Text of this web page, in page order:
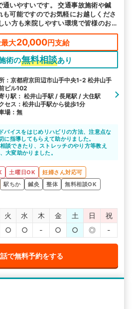
いやすいです。 交通事故施術や鍼
可能ですのでお気軽にお越しくださ
い方も来院しやすい環境で皆様のお
。
大20,000円支給
術の無料相談あり
：京都府京田辺市山手中央1-2 松井山手
ビル102
り駅： 松井山手駅 / 長尾駅 / 大住駅
セス：松井山手駅から徒歩1分
場：無
バイスをはじめリハビリの方法、注意点な
に指導してもらえて助かりました。
談できたり、ストレッチのやり方等教え
大変助かりました。
土曜日OK
妊婦さん対応可
駅ちか 鍼灸 整体
無料相談OK
火 水 木 金 土 日
祝
○ ○ - ○ ○ ◎ -
で無料予約をする